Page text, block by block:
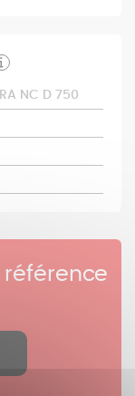
NC D 750